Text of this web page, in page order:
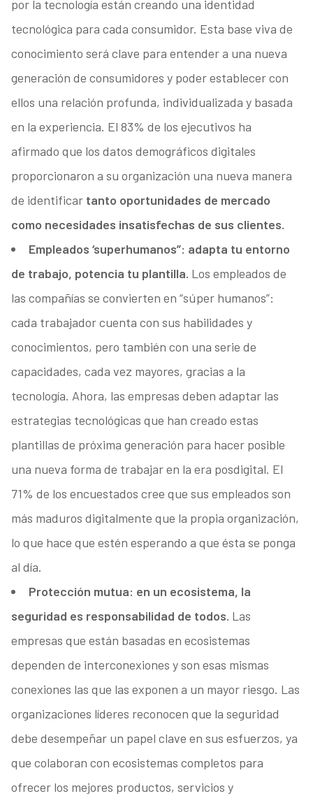
por la tecnología están creando una identidad
tecnológica para cada consumidor. Esta base viva de
conocimiento será clave para entender a una nueva
generación de consumidores y poder establecer con
ellos una relación profunda, individualizada y basada
en la experiencia. El 83% de los ejecutivos ha
afirmado que los datos demográficos digitales
proporcionaron a su organización una nueva manera
de identificar tanto oportunidades de mercado
como necesidades insatisfechas de sus clientes.
Empleados ‘superhumanos”: adapta tu entorno
de trabajo, potencia tu plantilla. Los empleados de
las compañías se convierten en “súper humanos”:
cada trabajador cuenta con sus habilidades y
conocimientos, pero también con una serie de
capacidades, cada vez mayores, gracias a la
tecnología. Ahora, las empresas deben adaptar las
estrategias tecnológicas que han creado estas
plantillas de próxima generación para hacer posible
una nueva forma de trabajar en la era posdigital. El
71% de los encuestados cree que sus empleados son
más maduros digitalmente que la propia organización,
lo que hace que estén esperando a que ésta se ponga
al día.
Protección mutua: en un ecosistema, la
seguridad es responsabilidad de todos. Las
empresas que están basadas en ecosistemas
dependen de interconexiones y son esas mismas
conexiones las que las exponen a un mayor riesgo. Las
organizaciones líderes reconocen que la seguridad
debe desempeñar un papel clave en sus esfuerzos, ya
que colaboran con ecosistemas completos para
ofrecer los mejores productos, servicios y